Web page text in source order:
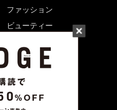
ファッション
ビューティー
ライフスタイル